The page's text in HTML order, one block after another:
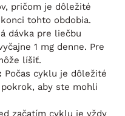
pričom je dôležité
tohto obdobia.
dávka pre liečbu
1 mg denne. Pre
líšiť.
Počas cyklu je dôležité
aby ste mohli
začatím cyklu je vždy